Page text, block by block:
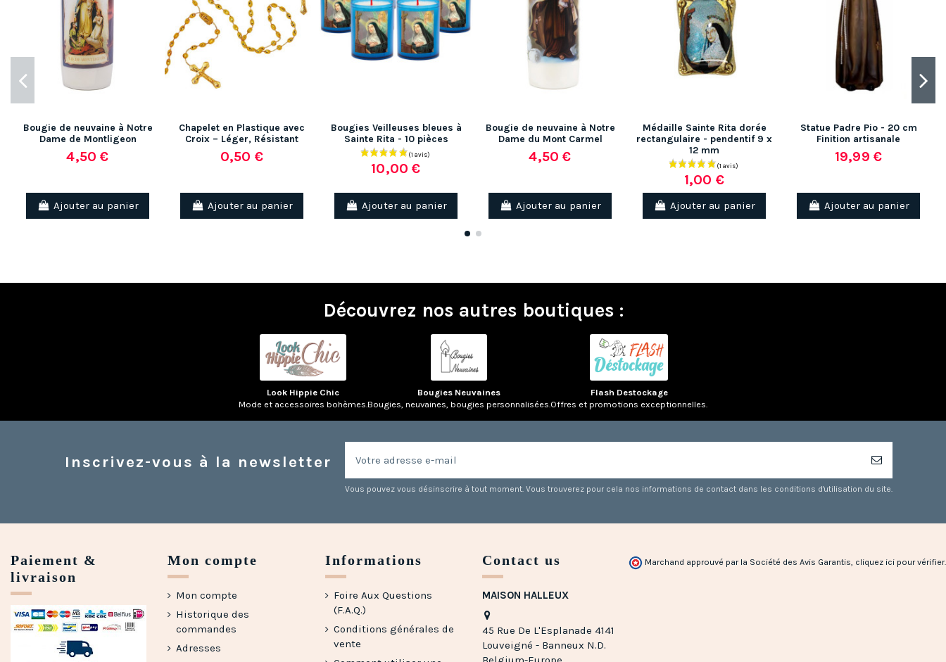
Bougie de neuvaine à Notre
Dame de Montligeon
4,50 €
Ajouter au panier
Chapelet en Plastique avec
Croix – Léger, Résistant
0,50 €
Ajouter au panier
Bougies Veilleuses bleues à
Sainte Rita - 10 pièces
10,00 €
Ajouter au panier
Bougie de neuvaine à Notre
Dame du Mont Carmel
4,50 €
Ajouter au panier
Médaille Sainte Rita dorée
rectangulaire - pendentif 9 x
12 mm
1,00 €
Ajouter au panier
Statue Padre Pio - 20 cm
Finition artisanale
19,99 €
Ajouter au panier
Découvrez nos autres boutiques :
Look Hippie Chic
Mode et accessoires bohèmes.
Bougies Neuvaines
Bougies, neuvaines, bougies personnalisées.
Flash Destockage
Offres et promotions exceptionnelles.
Inscrivez-vous à la newsletter
Vous pouvez vous désinscrire à tout moment. Vous trouverez pour cela nos informations de contact dans les conditions d'utilisation du site.
Paiement &
livraison
Mon compte
Mon compte
Historique des
commandes
Adresses
Informations
Foire Aux Questions
(F.A.Q.)
Conditions générales de
vente
Contact us
MAISON HALLEUX
45 Rue De L'Esplanade 4141
Louveigné - Banneux N.D.
Marchand approuvé par la Société des Avis Garantis, cliquez ici pour vérifier.